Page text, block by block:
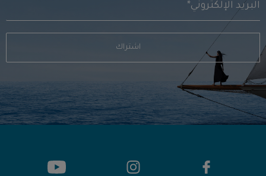
اشتراك